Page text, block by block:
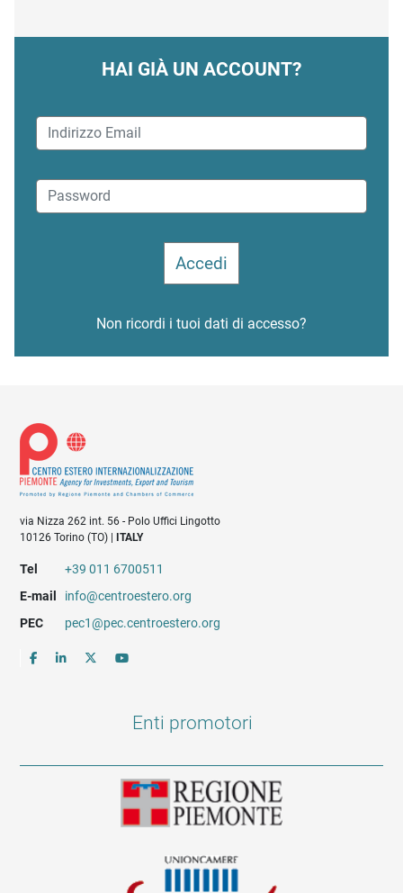
HAI GIÀ UN ACCOUNT?
Non ricordi i tuoi dati di accesso?
via Nizza 262 int. 56 - Polo Uffici Lingotto
10126 Torino (TO) |
ITALY
Tel
+39 011 6700511
E-mail
info@centroestero.org
PEC
pec1@pec.centroestero.org
Enti promotori